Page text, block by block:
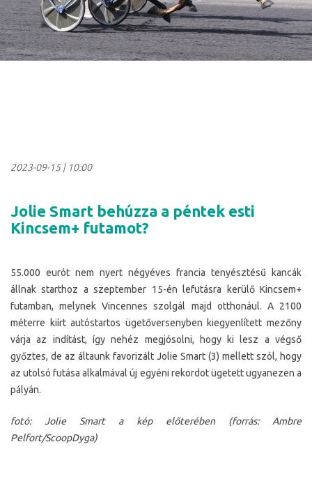
2023-09-15| 10:00
Jolie Smart behúzza a péntek esti
Kincsem+ futamot?
55.000 eurót nem nyert négyéves francia tenyésztésű kancák
állnak starthoz a szeptember 15-én lefutásra kerülő Kincsem+
futamban, melynek Vincennes szolgál majd otthonául. A 2100
méterre kiírt autóstartos ügetőversenyben kiegyenlített mezőny
várja az indítást, így nehéz megjósolni, hogy ki lesz a végső
győztes, de az áltaunk favorizált Jolie Smart (3) mellett szól, hogy
az utolsó futása alkalmával új egyéni rekordot ügetett ugyanezen a
pályán.
fotó: Jolie Smart a kép előterében (forrás: Ambre
Pelfort/ScoopDyga)